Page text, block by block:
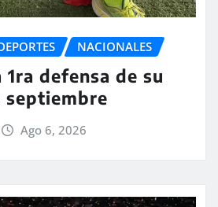
NACIONALES
defensa de su
Ago 6, 2026